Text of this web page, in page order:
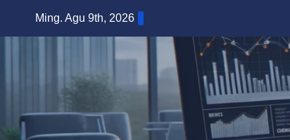
Ming. Agu 9th, 2026